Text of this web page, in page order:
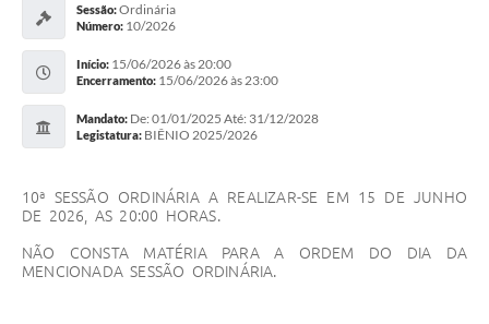
Sessão:Ordinária
Número: 10/2026
Início: 15/06/2026 às 20:00
Encerramento: 15/06/2026 às 23:00
Mandato: De: 01/01/2025 Até: 31/12/2028
Legistatura: BIÊNIO 2025/2026
10ª SESSÃO ORDINÁRIA A REALIZAR-SE EM 15 DE JUNHO
DE 2026, AS 20:00 HORAS.
NÃO CONSTA MATÉRIA PARA A ORDEM DO DIA DA
MENCIONADA SESSÃO ORDINÁRIA.